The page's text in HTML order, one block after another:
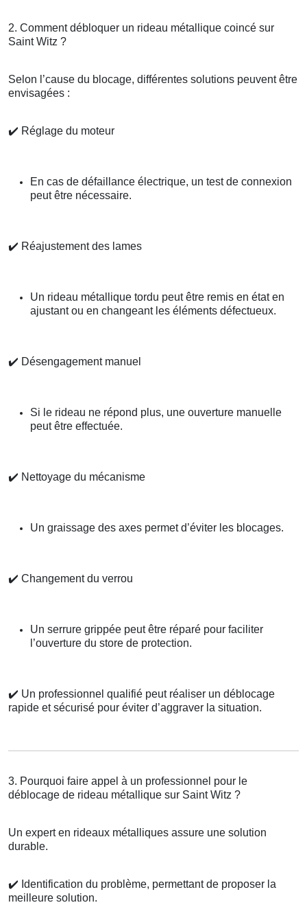
2. Comment débloquer un rideau métallique coincé sur
Saint Witz ?
Selon l’cause du blocage, différentes solutions peuvent être
envisagées :
✔️ Réglage du moteur
En cas de défaillance électrique, un test de connexion
peut être nécessaire.
✔️ Réajustement des lames
Un rideau métallique tordu peut être remis en état en
ajustant ou en changeant les éléments défectueux.
✔️ Désengagement manuel
Si le rideau ne répond plus, une ouverture manuelle
peut être effectuée.
✔️ Nettoyage du mécanisme
Un graissage des axes permet d’éviter les blocages.
✔️ Changement du verrou
Un serrure grippée peut être réparé pour faciliter
l’ouverture du store de protection.
✔️ Un professionnel qualifié peut réaliser un déblocage
rapide et sécurisé pour éviter d’aggraver la situation.
3. Pourquoi faire appel à un professionnel pour le
déblocage de rideau métallique sur Saint Witz ?
Un expert en rideaux métalliques assure une solution
durable.
✔️ Identification du problème, permettant de proposer la
meilleure solution.